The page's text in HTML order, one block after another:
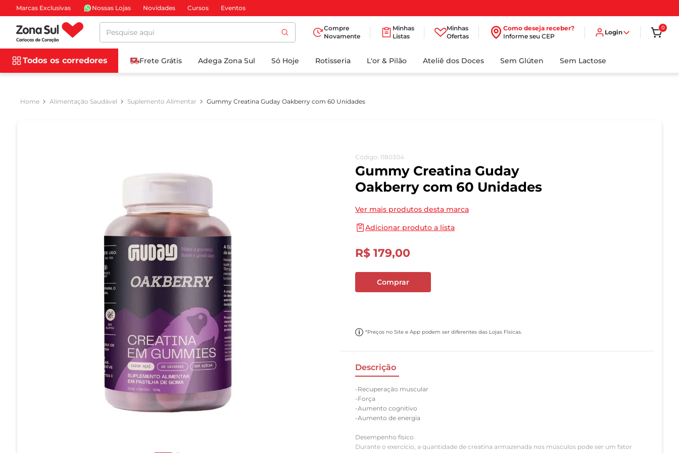
Marcas Exclusivas Nossas Lojas Novidades Cursos Eventos
Pesquise aqui
Compre
Novamente
Minhas
Listas
Minhas
Ofertas
Como deseja receber?
Informe seu CEP
Login
0
Todos os corredores Frete Grátis Adega Zona Sul Só Hoje Rotisseria L'or & Pilão Ateliê dos Doces Sem Glúten Sem Lactose
Alimentação Saudável Suplemento Alimentar Gummy Creatina Guday Oakberry com 60 Unidades
Código: 1180304
Gummy Creatina Guday
Oakberry com 60 Unidades
Ver mais produtos desta marca
Adicionar produto a lista
R$ 179,00
Comprar
*Preços no Site e App podem ser diferentes das Lojas Físicas.
Descrição
-Recuperação muscular
-Força
-Aumento cognitivo
-Aumento de energia
Desempenho físico
Durante o exercício, a quantidade de creatina armazenada nos músculos pode ser um fator
BUSCADOS